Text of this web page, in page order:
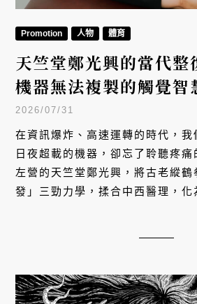
Promotion 人物 體育
天竺堂鄭光興的當代整
機器無法複製的觸覺智
2026/07/31
在資訊爆炸、高速運轉的時代，我
日夜超載的機器，卻忘了聆聽疼痛
左營的天竺堂鄭光興，將古老縱鶴
發」三勁力學，揉合中西醫理，化